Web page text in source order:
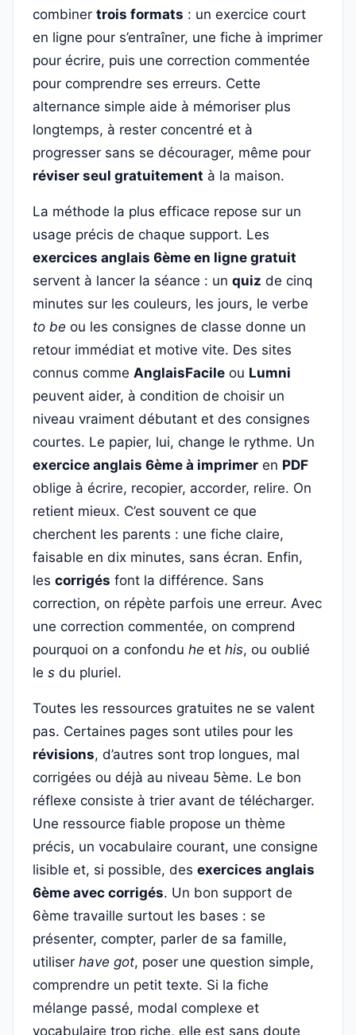
combiner trois formats : un exercice court
en ligne pour s’entraîner, une fiche à imprimer
pour écrire, puis une correction commentée
pour comprendre ses erreurs. Cette
alternance simple aide à mémoriser plus
longtemps, à rester concentré et à
progresser sans se décourager, même pour
réviser seul gratuitement à la maison.
La méthode la plus efficace repose sur un
usage précis de chaque support. Les
exercices anglais 6ème en ligne gratuit
servent à lancer la séance : un quiz de cinq
minutes sur les couleurs, les jours, le verbe
to be ou les consignes de classe donne un
retour immédiat et motive vite. Des sites
connus comme AnglaisFacile ou Lumni
peuvent aider, à condition de choisir un
niveau vraiment débutant et des consignes
courtes. Le papier, lui, change le rythme. Un
exercice anglais 6ème à imprimer en PDF
oblige à écrire, recopier, accorder, relire. On
retient mieux. C’est souvent ce que
cherchent les parents : une fiche claire,
faisable en dix minutes, sans écran. Enfin,
les corrigés font la différence. Sans
correction, on répète parfois une erreur. Avec
une correction commentée, on comprend
pourquoi on a confondu he et his, ou oublié
le s du pluriel.
Toutes les ressources gratuites ne se valent
pas. Certaines pages sont utiles pour les
révisions, d’autres sont trop longues, mal
corrigées ou déjà au niveau 5ème. Le bon
réflexe consiste à trier avant de télécharger.
Une ressource fiable propose un thème
précis, un vocabulaire courant, une consigne
lisible et, si possible, des exercices anglais
6ème avec corrigés. Un bon support de
6ème travaille surtout les bases : se
présenter, compter, parler de sa famille,
utiliser have got, poser une question simple,
comprendre un petit texte. Si la fiche
mélange passé, modal complexe et
vocabulaire trop riche, elle est sans doute